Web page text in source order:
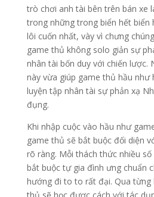
trò chơi anh tài bên trên bán xe
trong những trong biển hết biển
lôi cuốn nhất, vày vì chưng
game thủ không solo giản sự
nhân tài bốn duy với chiến lược.
này vừa giúp game thủ hầu như
luyện tập nhân tài sự phản xạ
đụng.
Khi nhập cuộc vào hầu như
game thủ sẽ bắt buộc đối diện
rõ ràng. Mỗi thách thức nhiều
bắt buộc tự gia đình ưng chuẩn
hướng đi to to rất đại. Qua từng